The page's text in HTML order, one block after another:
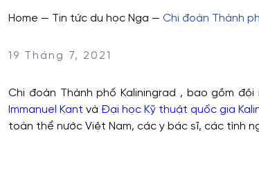
Home — Tin tức du học Nga — Chi đoàn Thành
19 Tháng 7, 2021
Chi đoàn Thành phố Kaliningrad , bao gồm
Immanuel Kant vàĐại học Kỹ thuật quốc gia
toàn thể nước Việt Nam, các y bác sĩ, các tình